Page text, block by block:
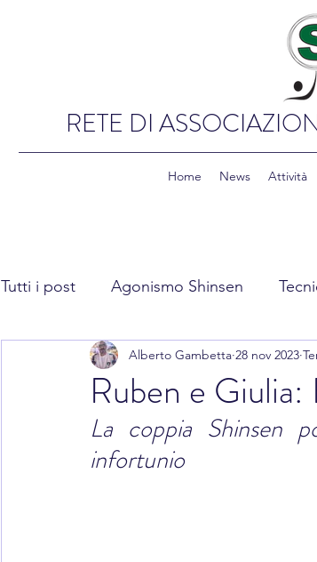
RETE DI
Home News Attività
Tutti i post Agonismo Shinsen
Fitness Shinsen Academy Shinsen
Ruben e
Alberto Gambetta 28 nov 2023
La coppia Shinsen
infortunio